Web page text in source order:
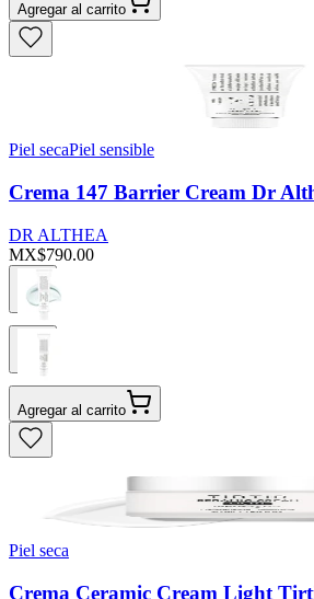
Agregar al carrito
Piel secaPiel sensible
Crema 147 Barrier Cream Dr
DR ALTHEA
MX$790.00
Agregar al carrito
Piel seca
Crema Ceramic Cream Light